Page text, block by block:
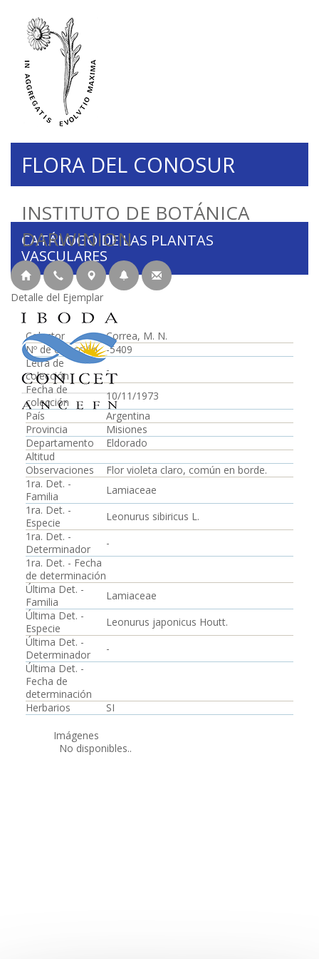
INSTITUTO DE BOTÁNICA
DARWINION
FLORA DEL CONOSUR
CATÁLOGO DE LAS PLANTAS
VASCULARES
Detalle del Ejemplar
Colector
Correa, M. N.
Nº de colección
-5409
Letra de
colección
-
Fecha de
colección
10/11/1973
País
Argentina
Provincia
Misiones
Departamento
Eldorado
Altitud
Observaciones
Flor violeta claro, común en borde.
1ra. Det. -
Familia
Lamiaceae
1ra. Det. -
Especie
Leonurus sibiricus L.
1ra. Det. -
Determinador
-
1ra. Det. - Fecha
de determinación
Última Det. -
Familia
Lamiaceae
Última Det. -
Especie
Leonurus japonicus Houtt.
Última Det. -
Determinador
-
Última Det. -
Fecha de
determinación
Herbarios
SI
Imágenes
No disponibles..